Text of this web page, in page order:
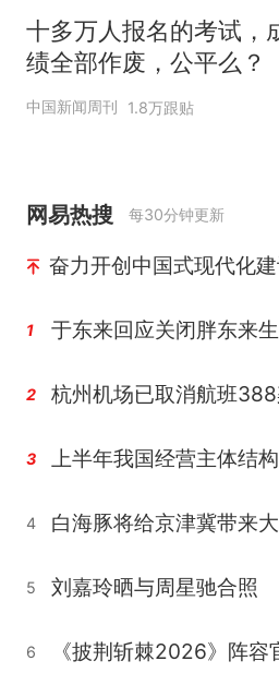
十多万人报名的考试，
绩全部作废，公平么？
中国新闻周刊 1.8万跟贴
网易热搜 每30分钟更新
奋力开创中国式现代化
1
2 杭州机场已取消航班
3
4 白海豚将给京津冀带来
5 刘嘉玲晒与周星驰合照
6 《披荆斩棘2026》阵容